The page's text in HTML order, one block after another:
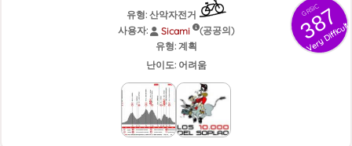
GRSIC
387
Very Difficult
유형: 산악자전거
사용자:
Sicami
(공공의)
유형: 계획
난이도: 어려움